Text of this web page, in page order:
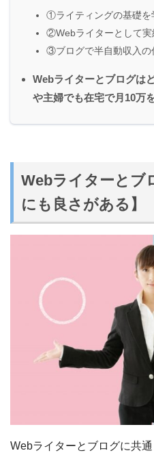
①ライティングの基礎を
②Webライターとして実
③ブログで半自動収入の
Webライターとブログは
や主婦でも在宅で月10万
Webライターとブ
にも良さがある】
Webライターとブログに共